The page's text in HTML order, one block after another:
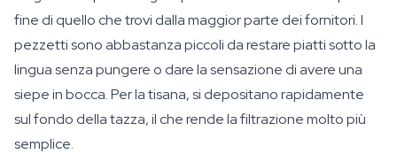
fine di quello che trovi dalla maggior parte dei fornitori. I
pezzetti sono abbastanza piccoli da restare piatti sotto la
lingua senza pungere o dare la sensazione di avere una
siepe in bocca. Per la tisana, si depositano rapidamente
sul fondo della tazza, il che rende la filtrazione molto più
semplice.